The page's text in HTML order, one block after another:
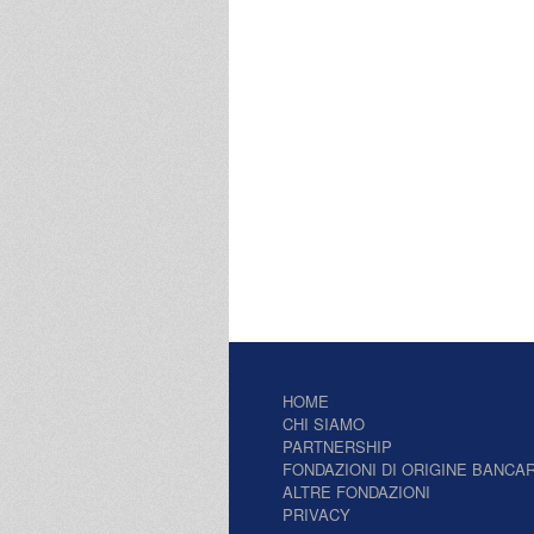
HOME
CHI SIAMO
PARTNERSHIP
FONDAZIONI DI ORIGINE
ALTRE FONDAZIONI
PRIVACY